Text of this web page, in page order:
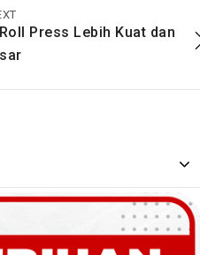
Press Lebih Kuat dan